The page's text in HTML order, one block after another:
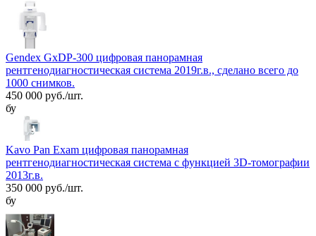
Gendex GxDP-300 цифровая панорамная
рентгенодиагностическая система 2019г.в., сделано всего до
1000 снимков.
450 000 руб./шт.
бу
Kavo Pan Exam цифровая панорамная
рентгенодиагностическая система с функцией 3D-томографии
2013г.в.
350 000 руб./шт.
бу